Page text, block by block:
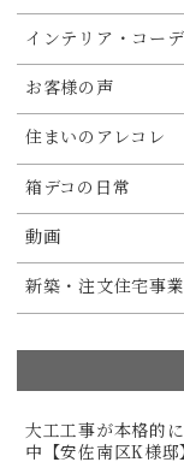
インテリア・コー
お客様の声
住まいのアレコレ
箱デコの日常
動画
新築・注文住宅事業
大工工事が本格的
中【安佐南区K様邸